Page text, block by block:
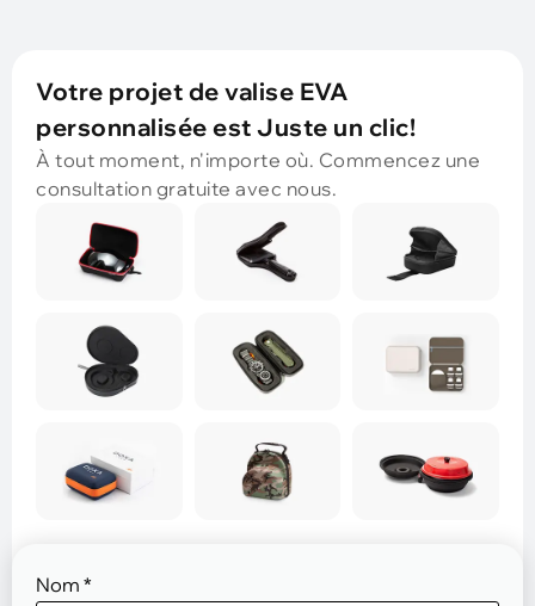
Nom *
Votre projet de valise EVA
personnalisée est Juste un clic!
À tout moment, n'importe où. Commencez une
consultation gratuite avec nous.